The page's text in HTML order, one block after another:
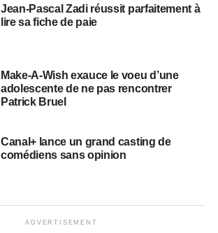
Jean-Pascal Zadi réussit parfaitement à
lire sa fiche de paie
Make-A-Wish exauce le voeu d’une
adolescente de ne pas rencontrer
Patrick Bruel
Canal+ lance un grand casting de
comédiens sans opinion
ADVERTISEMENT